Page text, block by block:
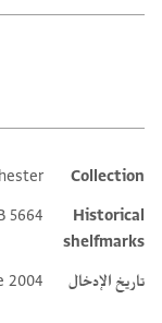
metadata
Collection
Historical
shelfmarks
5664;
تاريخ الإدخال 2004